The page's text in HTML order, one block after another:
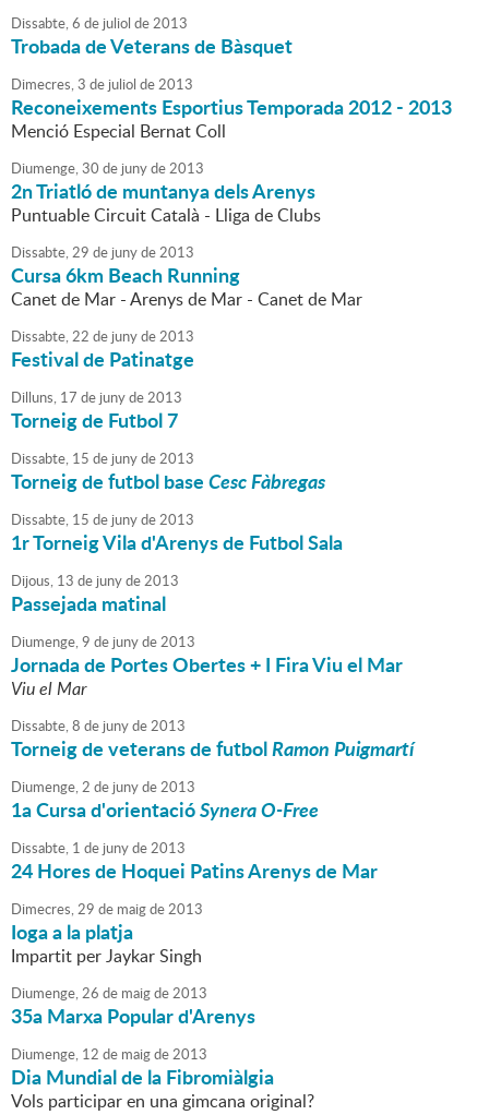
Dissabte,6 de juliol de2013
Trobada de Veterans de Bàsquet
Dimecres,3 de juliol de2013
Reconeixements Esportius Temporada 2012 - 2013
Menció Especial Bernat Coll
Diumenge,30 de junyde2013
2n Triatló de muntanya dels Arenys
Puntuable Circuit Català - Lliga de Clubs
Dissabte,29 de junyde2013
Cursa 6km Beach Running
Canet de Mar - Arenys de Mar - Canet de Mar
Dissabte,22 de junyde2013
Festival de Patinatge
Dilluns, 17 de junyde2013
Torneig de Futbol 7
Dissabte, 15 de junyde2013
Torneig de futbol baseCesc Fàbregas
Dissabte, 15 de junyde2013
1r Torneig Vila d'Arenys de Futbol Sala
Dijous, 13 de junyde2013
Passejada matinal
Diumenge,9 de junyde2013
Jornada de Portes Obertes + I Fira Viu el Mar
Viu el Mar
Dissabte,8 de junyde2013
Torneig de veterans de futbolRamon Puigmartí
Diumenge,2 de junyde2013
1a Cursa d'orientacióSynera O-Free
Dissabte, 1 de junyde2013
24 Hores de Hoquei Patins Arenys de Mar
Dimecres,29 de maigde2013
Ioga a la platja
Impartit per Jaykar Singh
Diumenge,26 de maigde2013
35a Marxa Popular d'Arenys
Diumenge, 12 de maigde2013
Dia Mundial de la Fibromiàlgia
Vols participar en una gimcana original?